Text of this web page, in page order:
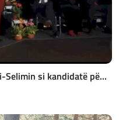
si kandidatë pë...